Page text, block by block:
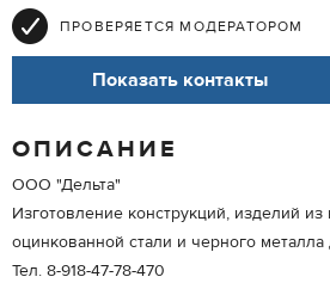
ПРОВЕРЯЕТСЯ МОДЕРАТОРОМ
Показать контакты
ОПИСАНИЕ
ООО "Дельта"
Изготовление конструкций, изделий
оцинкованной стали и черного
Тел. 8-918-47-78-470